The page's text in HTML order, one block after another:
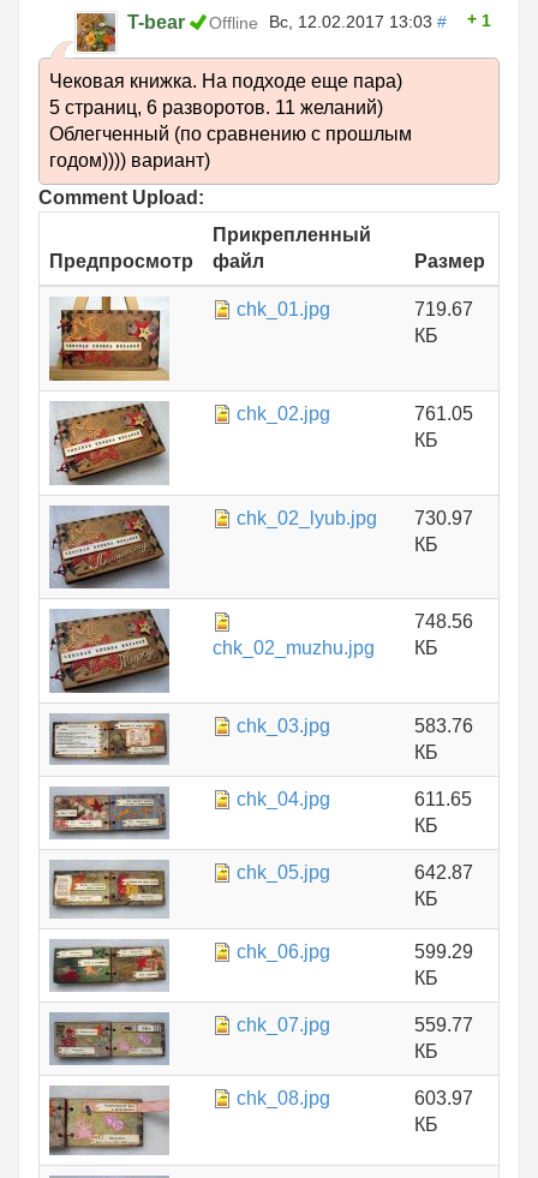
T-bear Offline Вс, 12.02.2017 13:03 # 1
Чековая книжка. На подходе еще пара)
5 страниц, 6 разворотов. 11 желаний)
Облегченный (по сравнению с прошлым
годом)))) вариант)
Comment Upload:
Предпросмотр
Прикрепленный
файл
Размер
chk_01.jpg
719.67
КБ
chk_02.jpg
761.05
КБ
chk_02_lyub.jpg
730.97
КБ
chk_02_muzhu.jpg
748.56
КБ
chk_03.jpg
583.76
КБ
chk_04.jpg
611.65
КБ
chk_05.jpg
642.87
КБ
chk_06.jpg
599.29
КБ
chk_07.jpg
559.77
КБ
chk_08.jpg
603.97
КБ